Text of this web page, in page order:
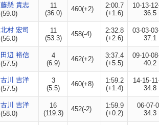
藤懸 貴志
(59.0)
11
(36.0)
460(+2)
2:00.7
(+1.6)
10-13-
36.5
北村 宏司
(56.0)
11
(53.3)
458(-4)
2:32.8
(+2.6)
03-03-
37.1
田辺 裕信
(57.5)
4
(6.9)
462(+2)
3:37.4
(+5.5)
09-10-
40.2
古川 吉洋
(57.5)
3
(5.5)
460(+8)
1:59.2
(+1.4)
14-15-
34.8
古川 吉洋
(58.0)
16
(119.3)
452(-2)
1:59.9
(+0.2)
06-07-
34.3